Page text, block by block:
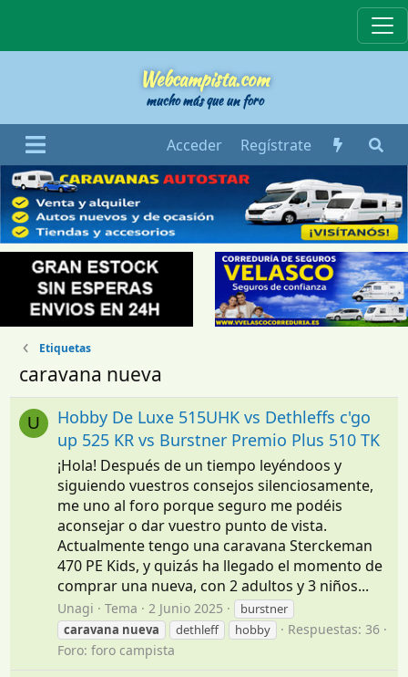
Webcampista.com
mucho más que un foro
Acceder Regístrate
Etiquetas
caravana nueva
U
Hobby De Luxe 515UHK vs Dethleffs c'go
up 525 KR vs Burstner Premio Plus 510 TK
¡Hola! Después de un tiempo leyéndoos y
siguiendo vuestros consejos silenciosamente,
me uno al foro porque seguro me podéis
aconsejar o dar vuestro punto de vista.
Actualmente tengo una caravana Sterckeman
470 PE Kids, y quizás ha llegado el momento de
comprar una nueva, con 2 adultos y 3 niños...
Unagi Tema 2 Junio 2025
burstner
caravana nueva dethleff hobby
Respuestas: 36
Foro:foro campista